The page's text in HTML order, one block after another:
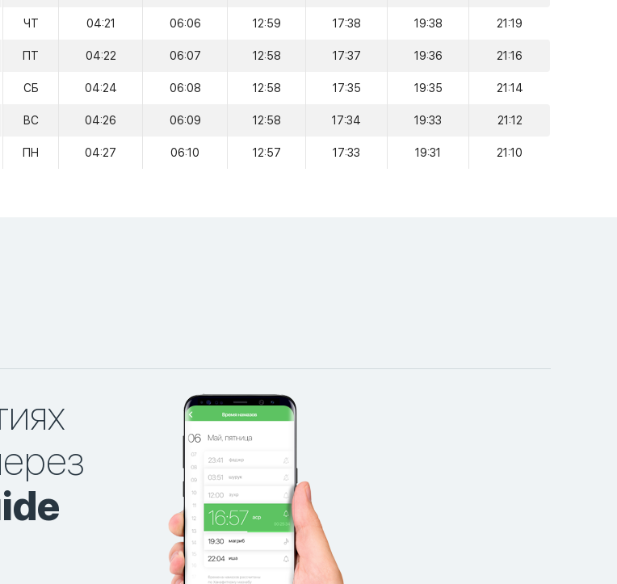
ЧТ 04:21 06:06 12:59 17:38 19:38 21:19
ПТ 04:22 06:07 12:58 17:37 19:36 21:16
СБ 04:24 06:08 12:58 17:35 19:35 21:14
ВС 04:26 06:09 12:58 17:34 19:33 21:12
ПН 04:27 06:10 12:57 17:33 19:31 21:10